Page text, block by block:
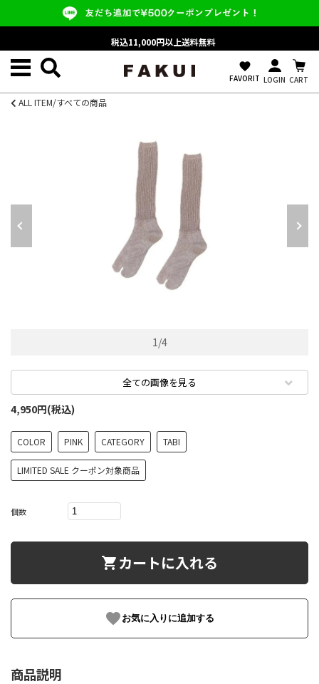
税込11,000円以上送料無料
favorite
FAVORIT LOGIN CART
ALL ITEM/すべての商品
1/4
全ての画像を見る
4,950円(税込)
COLOR PINK CATEGORY TABI
LIMITED SALE クーポン対象商品
個数
shopping_cart カートに入れる
favorite お気に入りに追加する
商品説明